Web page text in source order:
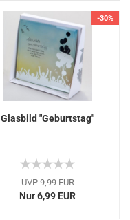
-30%
Glasbild "Geburtstag"
UVP 9,99 EUR
Nur 6,99 EUR